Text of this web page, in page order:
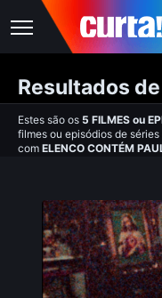
Resultados
Estes são os 5 FILMES ou
filmes ou episódios de
com ELENCO CONTÉM